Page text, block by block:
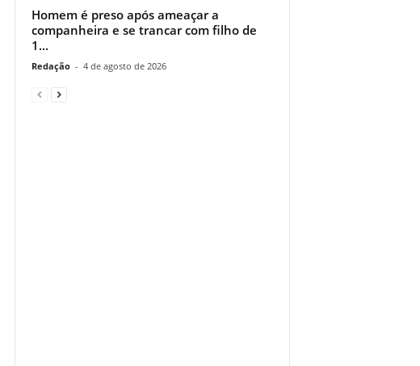
Homem é preso após ameaçar a
companheira e se trancar com filho de
1...
Redação - 4 de agosto de 2026